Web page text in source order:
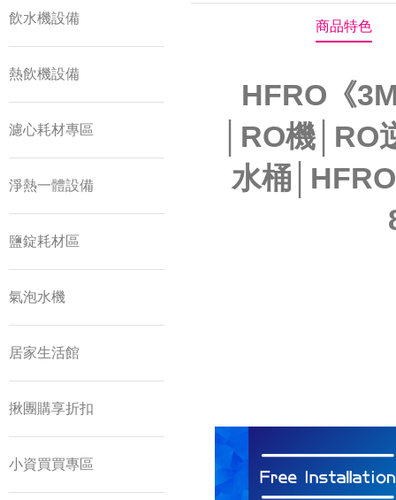
飲水機設備
熱飲機設備
濾心耗材專區
淨熱一體設備
鹽錠耗材區
氣泡水機
居家生活館
揪團購享折扣
小資買買專區
商品特色
HFRO《
│RO機
水桶